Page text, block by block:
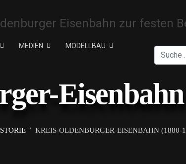
MEDIEN MODELLBAU
Suchen
Eisenbahn
KREIS-OLDENBURGER-EISENBAHN (1880-